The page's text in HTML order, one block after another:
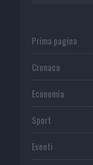
Prima pagina
Cronaca
Economia
Sport
Eventi